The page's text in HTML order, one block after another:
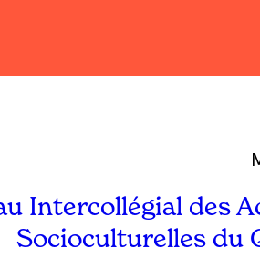
Intercollégial des
Socioculturelles du